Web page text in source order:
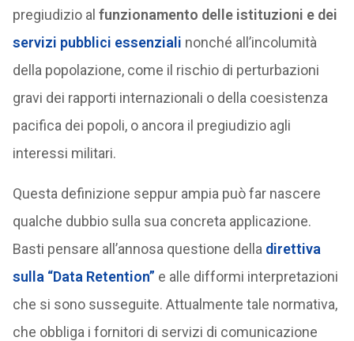
pregiudizio al funzionamento delle istituzioni e dei
servizi pubblici essenziali nonché all’incolumità
della popolazione, come il rischio di perturbazioni
gravi dei rapporti internazionali o della coesistenza
pacifica dei popoli, o ancora il pregiudizio agli
interessi militari.
Questa definizione seppur ampia può far nascere
qualche dubbio sulla sua concreta applicazione.
Basti pensare all’annosa questione della direttiva
sulla “Data Retention” e alle difformi interpretazioni
che si sono susseguite. Attualmente tale normativa,
che obbliga i fornitori di servizi di comunicazione